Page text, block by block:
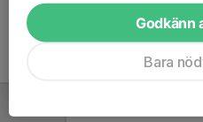
Godkänn
Bara